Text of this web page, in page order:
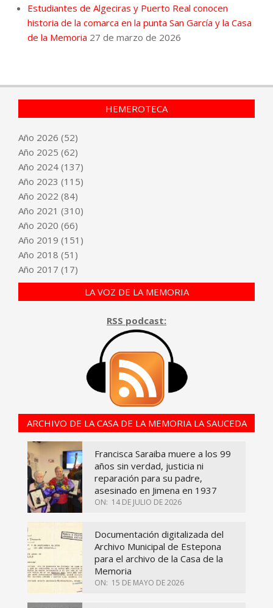
Estudiantes de Algeciras y Puerto Real conocen
historia de la comarca en la punta San García y la Casa
de la Memoria 27 de marzo de 2026
HEMEROTECA
Año 2026 (52)
Año 2025 (62)
Año 2024 (137)
Año 2023 (115)
Año 2022 (84)
Año 2021 (310)
Año 2020 (66)
Año 2019 (151)
Año 2018 (51)
Año 2017 (17)
LA VOZ DE LA MEMORIA
RSS podcast:
ARCHIVO DE LA CASA DE LA MEMORIA LA SAUCEDA
Francisca Saraiba muere a los 99
años sin verdad, justicia ni
reparación para su padre,
asesinado en Jimena en 1937
ON: 14 DE JULIO DE 2026
Documentación digitalizada del
Archivo Municipal de Estepona
para el archivo de la Casa de la
Memoria
ON: 15 DE MAYO DE 2026